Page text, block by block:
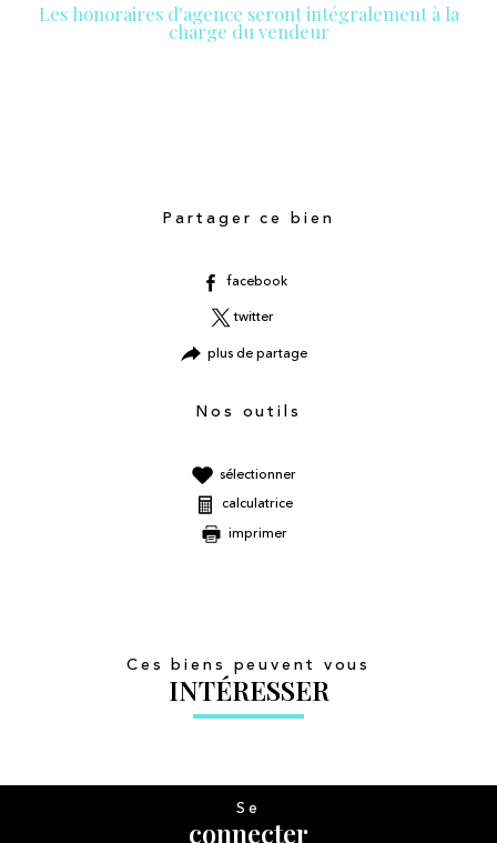
Les honoraires d'agence seront intégralement à la
charge du vendeur
Partager ce bien
facebook
twitter
plus de partage
Nos outils
sélectionner
calculatrice
imprimer
Ces biens peuvent vous
INTÉRESSER
Se
connecter